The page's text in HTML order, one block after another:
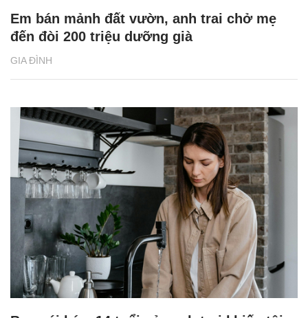
GIA ĐÌNH
Em bán mảnh đất vườn, anh trai chở mẹ
đến đòi 200 triệu dưỡng già